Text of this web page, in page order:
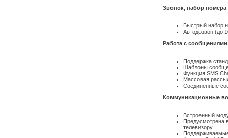
Звонок, набор номера
Быстрый набор
Автодозвон (до
Работа с сообщениями
Поддержка
Шаблоны
Функция SMS
Массовая
Соединенные
Коммуникационные
Встроенный
Предусмотрена
телевизору